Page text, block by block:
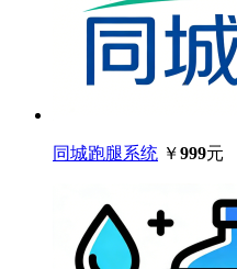
同城跑腿系统 ￥999元